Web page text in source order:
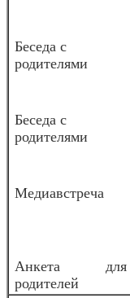
Беседа с
родителями
Беседа с
родителями
Медиавстреча
Анкета для
родителей